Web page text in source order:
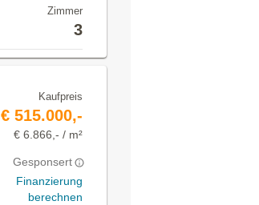
Zimmer
3
Kaufpreis
€ 515.000,-
€ 6.866,- / m²
Gesponsert
Finanzierung
berechnen